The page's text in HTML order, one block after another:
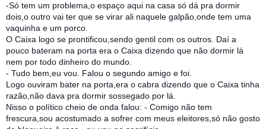
-Só tem um problema,o espaço aqui na casa só dá pra dormir
dois,o outro vai ter que se virar ali naquele galpão,onde tem uma
vaquinha e um porco.
O Caixa logo se prontificou,sendo gentil com os outros. Daí a
pouco bateram na porta era o Caixa dizendo que não dormir lá
nem por todo dinheiro do mundo.
- Tudo bem,eu vou. Falou o segundo amigo e foi.
Logo ouviram bater na porta,era o cabra dizendo que o Caixa tinha
razão,não dava pra dormir sossegado por lá.
Nisso o político cheio de onda falou: - Comigo não tem
frescura,sou acostumado a sofrer com meus eleitores,só não gosto